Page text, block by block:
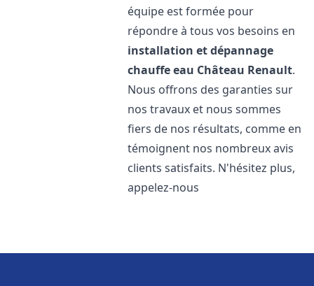
équipe est formée pour
répondre à tous vos besoins en
installation et dépannage
chauffe eau Château Renault.
Nous offrons des garanties sur
nos travaux et nous sommes
fiers de nos résultats, comme en
témoignent nos nombreux avis
clients satisfaits. N'hésitez plus,
appelez-nous